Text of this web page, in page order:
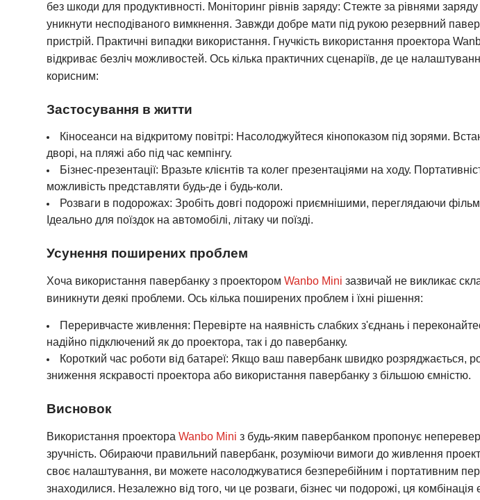
без шкоди для продуктивності. Моніторинг рівнів заряду: Стежте за рівнями
уникнути несподіваного вимкнення. Завжди добре мати під рукою резервний
пристрій. Практичні випадки використання. Гнучкість використання проектора
відкриває безліч можливостей. Ось кілька практичних сценаріїв, де це
корисним:
Застосування в житти
Кіносеанси на відкритому повітрі: Насолоджуйтеся кінопоказом під зорями.
дворі, на пляжі або під час кемпінгу.
Бізнес-презентації: Вразьте клієнтів та колег презентаціями на ходу.
можливість представляти будь-де і будь-коли.
Розваги в подорожах: Зробіть довгі подорожі приємнішими, переглядаючи
Ідеально для поїздок на автомобілі, літаку чи поїзді.
Усунення поширених проблем
Хоча використання павербанку з проектором Wanbo Mini зазвичай не викликає
виникнути деякі проблеми. Ось кілька поширених проблем і їхні рішення:
Переривчасте живлення: Перевірте на наявність слабких з'єднань і
надійно підключений як до проектора, так і до павербанку.
Короткий час роботи від батареї: Якщо ваш павербанк швидко розряджається,
зниження яскравості проектора або використання павербанку з більшою ємністю.
Висновок
Використання проектора Wanbo Mini з будь-яким павербанком пропонує
зручність. Обираючи правильний павербанк, розуміючи вимоги до живлення
своє налаштування, ви можете насолоджуватися безперебійним і портативним
знаходилися. Незалежно від того, чи це розваги, бізнес чи подорожі, ця